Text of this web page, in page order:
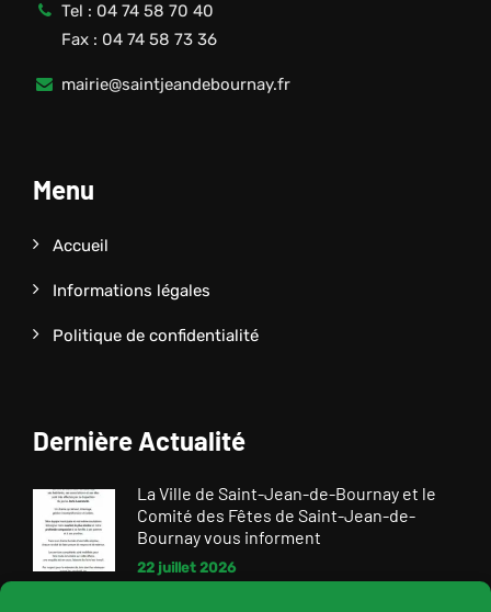
Tel : 04 74 58 70 40
Fax : 04 74 58 73 36
mairie@saintjeandebournay.fr
Menu
Accueil
Informations légales
Politique de confidentialité
Dernière Actualité
La Ville de Saint-Jean-de-Bournay et le
Comité des Fêtes de Saint-Jean-de-
Bournay vous informent
22 juillet 2026